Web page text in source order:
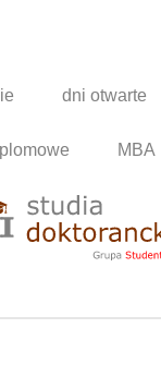
dni otwarte
MBA